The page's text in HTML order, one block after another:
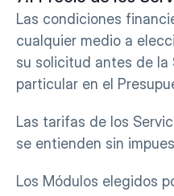
Las condiciones
cualquier medio a
su solicitud antes de la
particular en el
Las tarifas de los
se entienden sin
Los Módulos elegidos